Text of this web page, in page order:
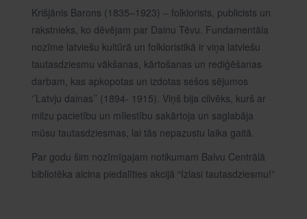
Krišjānis Barons (1835–1923) – folklorists, publicists un
rakstnieks, ko dēvējam par Dainu Tēvu. Fundamentāla
nozīme latviešu kultūrā un folkloristikā ir viņa latviešu
tautasdziesmu vākšanas, kārtošanas un rediģēšanas
darbam, kas apkopotas un izdotas sešos sējumos
‘’Latvju dainas’’ (1894- 1915). Viņš bija cilvēks, kurš ar
milzu pacietību un mīlestību sakārtoja un saglabāja
mūsu tautasdziesmas, lai tās nepazustu laika gaitā.
Par godu šim nozīmīgajam notikumam Balvu Centrālā
bibliotēka aicina piedalīties akcijā “Izlasi tautasdziesmu!”